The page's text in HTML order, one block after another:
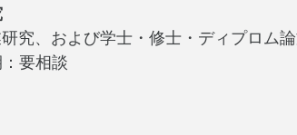
究、および学士・修士・ディプロム
要相談